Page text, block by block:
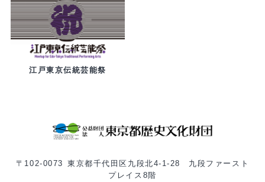
江戸東京伝統芸能祭
〒102-0073 東京都千代田区九段北4-1-28 九段ファースト
プレイス8階